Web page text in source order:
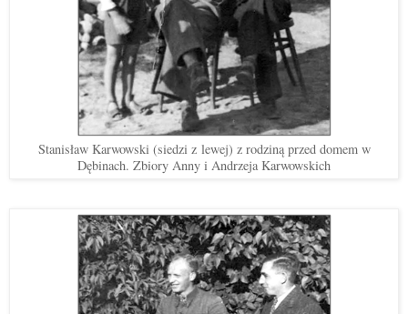
Stanisław Karwowski (siedzi z lewej) z rodziną przed domem w
Dębinach. Zbiory Anny i Andrzeja Karwowskich